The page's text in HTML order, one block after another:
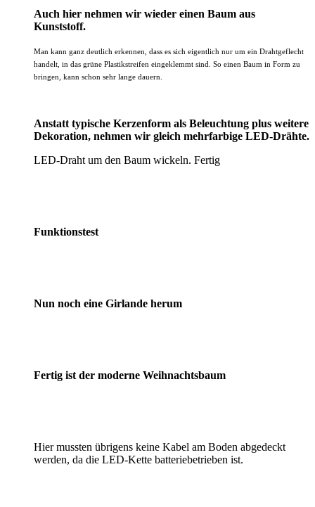
Auch hier nehmen wir wieder einen Baum aus
Kunststoff.
Man kann ganz deutlich erkennen, dass es sich eigentlich nur um ein Drahtgeflecht
handelt, in das grüne Plastikstreifen eingeklemmt sind. So einen Baum in Form zu
bringen, kann schon sehr lange dauern.
Anstatt typische Kerzenform als Beleuchtung plus weitere
Dekoration, nehmen wir gleich mehrfarbige LED-Drähte.
LED-Draht um den Baum wickeln. Fertig
Funktionstest
Nun noch eine Girlande herum
Fertig ist der moderne Weihnachtsbaum
Hier mussten übrigens keine Kabel am Boden abgedeckt
werden, da die LED-Kette batteriebetrieben ist.